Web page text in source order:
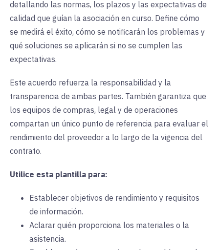
detallando las normas, los plazos y las expectativas de
calidad que guían la asociación en curso. Define cómo
se medirá el éxito, cómo se notificarán los problemas y
qué soluciones se aplicarán si no se cumplen las
expectativas.
Este acuerdo refuerza la responsabilidad y la
transparencia de ambas partes. También garantiza que
los equipos de compras, legal y de operaciones
compartan un único punto de referencia para evaluar el
rendimiento del proveedor a lo largo de la vigencia del
contrato.
Utilice esta plantilla para:
Establecer objetivos de rendimiento y requisitos
de información.
Aclarar quién proporciona los materiales o la
asistencia.